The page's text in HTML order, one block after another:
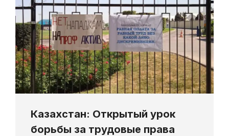
Казахстан: Открытый урок
борьбы за трудовые права